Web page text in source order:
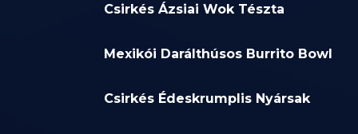
Csirkés Ázsiai Wok Tészta
Mexikói Darálthúsos Burrito Bowl
Csirkés Édeskrumplis Nyársak